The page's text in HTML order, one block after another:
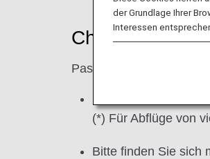
Check-in am
Passagiere, die nicht
(*) Für Abflüge von
Bitte finden Sie sich
der Grundlage Ihrer
Interessen